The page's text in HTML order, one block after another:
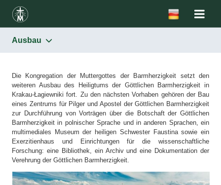
Ausbau
Die Kapelle mit dem Gnadenbild des Barmherzigen Jesus
und mit dem Grab der hl. Schwester Faustina
Die Basilika
Die Kapelle der Ewigen Anbetung
Päpstliche Reisen
Pilger
Das Apostolat
Die Kongregation der Muttergottes der Barmherzigkeit setzt den
weiteren Ausbau des Heiligtums der Göttlichen Barmherzigkeit in
Krakau-Łagiewniki fort. Zu den nächsten Vorhaben gehören der Bau
eines Zentrums für Pilger und Apostel der Göttlichen Barmherzigkeit
zur Durchführung von Vorträgen über die Botschaft der Göttlichen
Barmherzigkeit in polnischer Sprache und in anderen Sprachen, ein
multimediales Museum der heiligen Schwester Faustina sowie ein
Exerzitienhaus und Einrichtungen für die wissenschaftliche
Forschung: eine Bibliothek, ein Archiv und eine Dokumentation der
Verehrung der Göttlichen Barmherzigkeit.